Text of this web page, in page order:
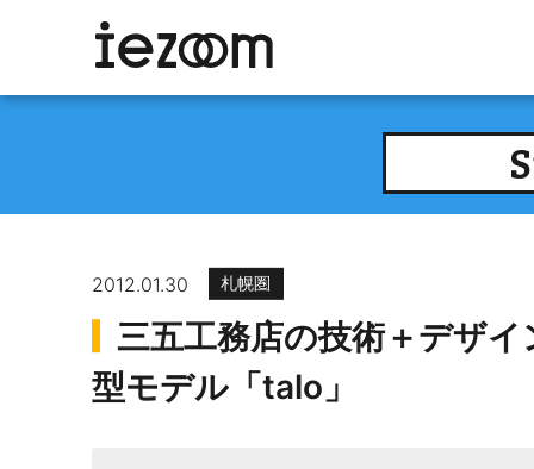
2012.01.30 札幌圏
三五工務店の技術＋デザ
型モデル「talo」